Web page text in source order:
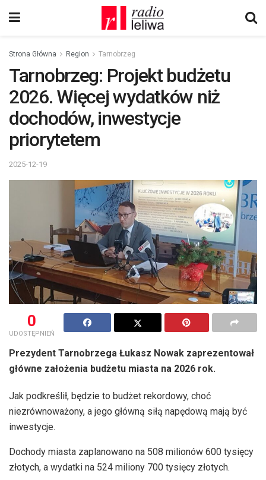
Strona Główna Region Tarnobrzeg
Tarnobrzeg: Projekt budżetu
2026. Więcej wydatków niż
dochodów, inwestycje
priorytetem
2025-12-19
0
UDOSTĘPNIEŃ
Prezydent Tarnobrzega Łukasz Nowak zaprezentował
główne założenia budżetu miasta na 2026 rok.
Jak podkreślił, będzie to budżet rekordowy, choć
niezrównoważony, a jego główną siłą napędową mają być
inwestycje.
Dochody miasta zaplanowano na 508 milionów 600 tysięcy
złotych, a wydatki na 524 miliony 700 tysięcy złotych.